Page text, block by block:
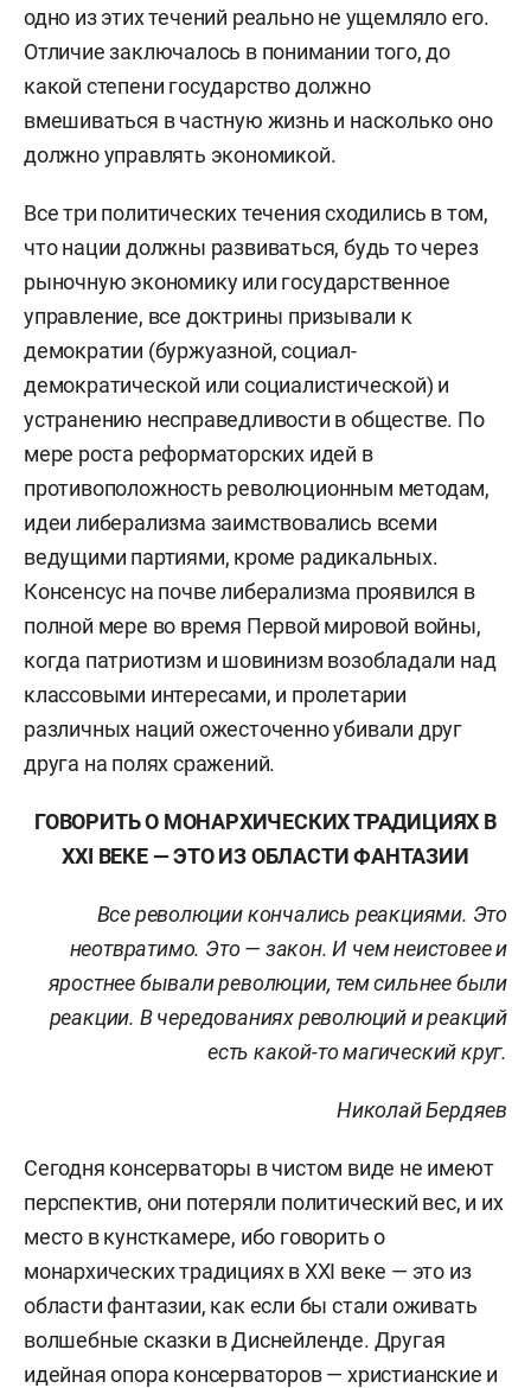
одно из этих течений реально не ущемляло его.
Отличие заключалось в понимании того, до
какой степени государство должно
вмешиваться в частную жизнь и насколько оно
должно управлять экономикой.
Все три политических течения сходились в том,
что нации должны развиваться, будь то через
рыночную экономику или государственное
управление, все доктрины призывали к
демократии (буржуазной, социал-
демократической или социалистической) и
устранению несправедливости в обществе. По
мере роста реформаторских идей в
противоположность революционным методам,
идеи либерализма заимствовались всеми
ведущими партиями, кроме радикальных.
Консенсус на почве либерализма проявился в
полной мере во время Первой мировой войны,
когда патриотизм и шовинизм возобладали над
классовыми интересами, и пролетарии
различных наций ожесточенно убивали друг
друга на полях сражений.
ГОВОРИТЬ О МОНАРХИЧЕСКИХ ТРАДИЦИЯХ В
ХХI ВЕКЕ — ЭТО ИЗ ОБЛАСТИ ФАНТАЗИИ
Все революции кончались реакциями. Это
неотвратимо. Это — закон. И чем неистовее и
яростнее бывали революции, тем сильнее были
реакции. В чередованиях революций и реакций
есть какой-то магический круг.
Николай Бердяев
Сегодня консерваторы в чистом виде не имеют
перспектив, они потеряли политический вес, и их
место в кунсткамере, ибо говорить о
монархических традициях в ХХI веке — это из
области фантазии, как если бы стали оживать
волшебные сказки в Диснейленде. Другая
идейная опора консерваторов — христианские и